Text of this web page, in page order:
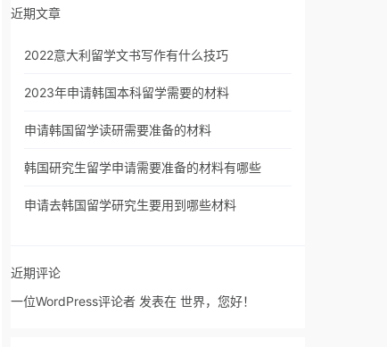
近期文章
2022意大利留学文书写作有什么技巧
2023年申请韩国本科留学需要的材料
申请韩国留学读研需要准备的材料
韩国研究生留学申请需要准备的材料有哪些
申请去韩国留学研究生要用到哪些材料
近期评论
一位WordPress评论者 发表在 世界，您好！